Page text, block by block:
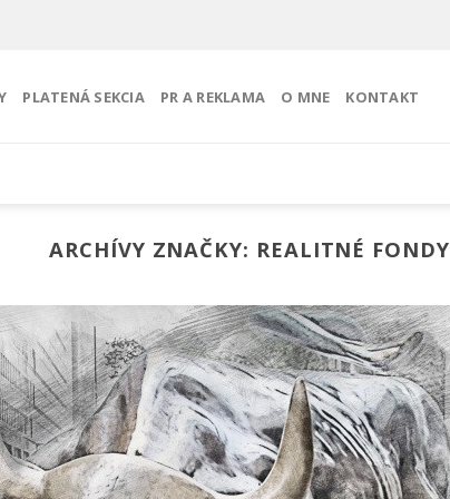
PLATENÁ SEKCIA PR A REKLAMA O MNE KONTAKT
ARCHÍVY ZNAČKY: REALITNÉ FONDY